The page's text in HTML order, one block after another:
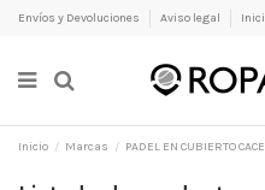
Envíos y Devoluciones Aviso legal
Inicio Marcas PADEL EN CUBIERTO